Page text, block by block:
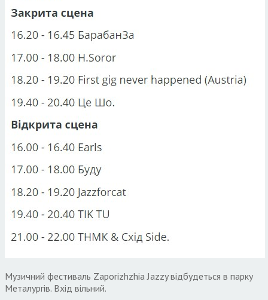
Музичний фестиваль Zaporizhzhia Jazzy відбудеться в парку
Металургів. Вхід вільний.